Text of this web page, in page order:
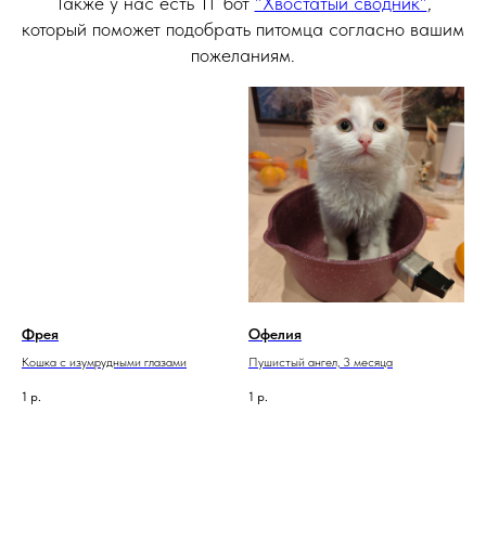
который поможет подобрать питомца согласно вашим
пожеланиям.
Фрея
Кошка с изумрудными глазами
1 р.
Офелия
Пушистый ангел, 3 месяца
1 р.